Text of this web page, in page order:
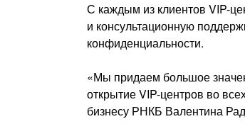
С каждым из клиентов VIP-
и консультационную
конфиденциальности.
«Мы придаем большое
открытие VIP-центров во
бизнесу РНКБ Валентина